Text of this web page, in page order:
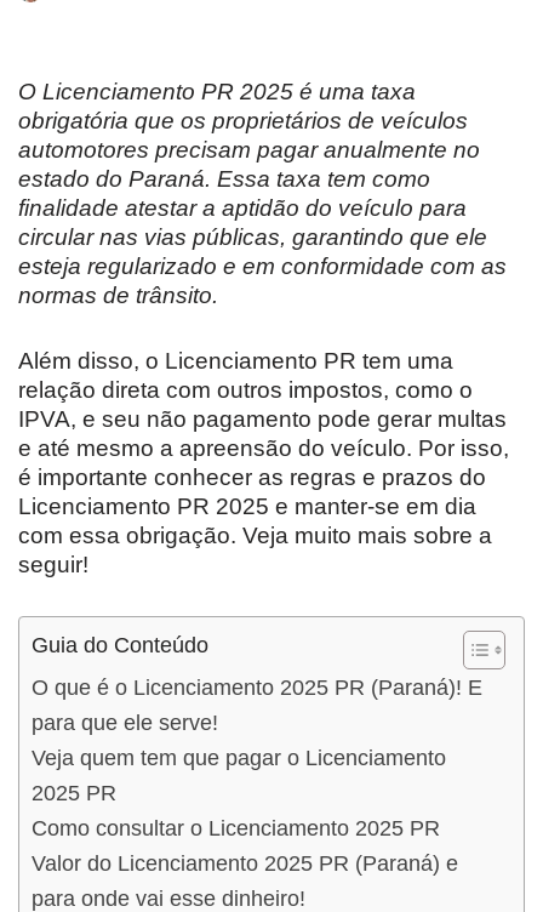
O Licenciamento PR 2025 é uma taxa
obrigatória que os proprietários de veículos
automotores precisam pagar anualmente no
estado do Paraná. Essa taxa tem como
finalidade atestar a aptidão do veículo para
circular nas vias públicas, garantindo que ele
esteja regularizado e em conformidade com as
normas de trânsito.
Além disso, o Licenciamento PR tem uma
relação direta com outros impostos, como o
IPVA, e seu não pagamento pode gerar multas
e até mesmo a apreensão do veículo. Por isso,
é importante conhecer as regras e prazos do
Licenciamento PR 2025 e manter-se em dia
com essa obrigação. Veja muito mais sobre a
seguir!
Guia do Conteúdo
O que é o Licenciamento 2025 PR (Paraná)! E
para que ele serve!
Veja quem tem que pagar o Licenciamento
2025 PR
Como consultar o Licenciamento 2025 PR
Valor do Licenciamento 2025 PR (Paraná) e
para onde vai esse dinheiro!